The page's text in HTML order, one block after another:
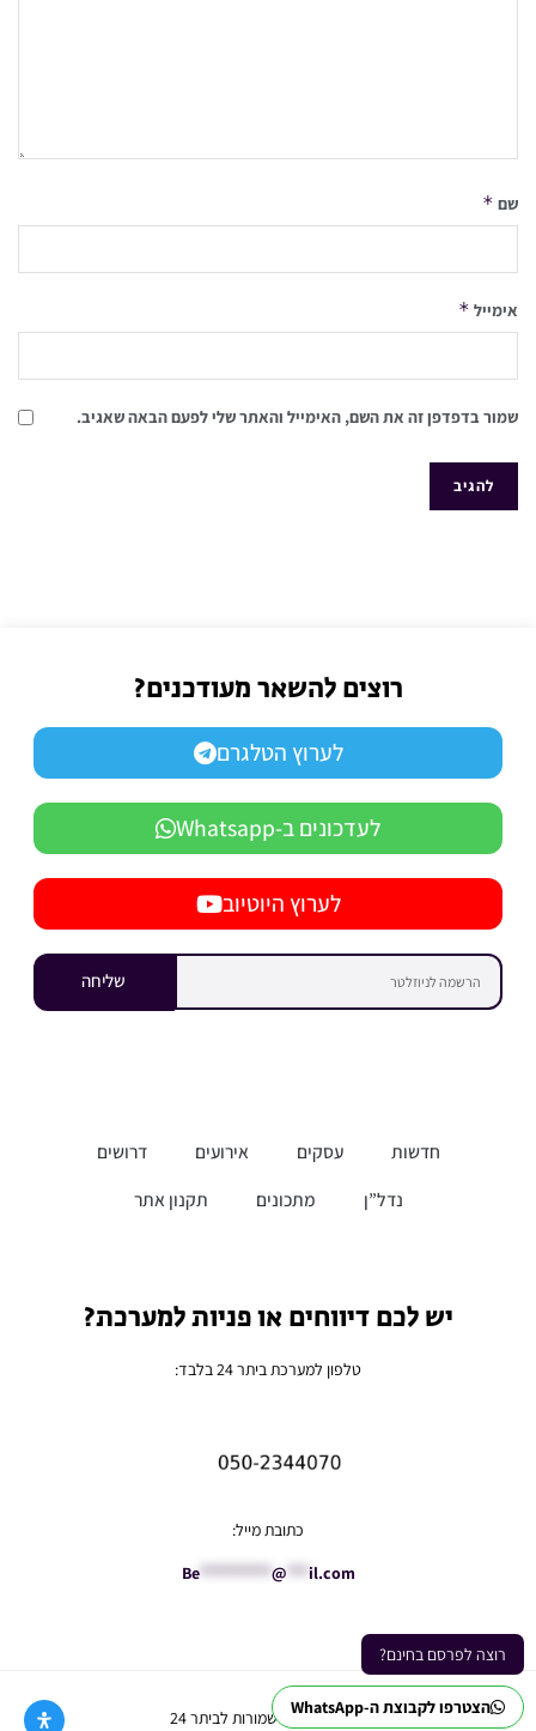
שם *
אימייל *
שמור בדפדפן זה את השם, האימייל והאתר שלי לפעם הבאה שאגיב.
הצטרפו לקבוצת ה-WhatsApp
רוצה לפרסם בחינם?
רוצים להשאר מעודכנים?
לערוץ הטלגרם
לעדכונים ב-Whatsapp
לערוץ היוטיוב
שליחה
חדשות עסקים אירועים
דרושים
נדל”ן
מתכונים תקנון אתר
יש לכם דיווחים או פניות למערכת?
טלפון למערכת ביתר 24 בלבד:
כתובת מייל:
Be********** @ *** il.com
Ⓒ כל הזכויות שמורות לביתר 24